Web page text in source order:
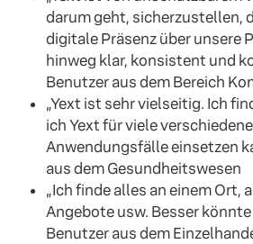
darum geht, sicherzustellen,
digitale Präsenz über unsere
hinweg klar, konsistent und
Benutzer aus dem Bereich
„Yext ist sehr vielseitig. Ich
ich Yext für viele verschiedene
Anwendungsfälle einsetzen
aus dem Gesundheitswesen
„Ich finde alles an einem Ort,
Angebote usw. Besser
Benutzer aus dem